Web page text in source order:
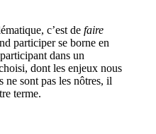
c’est de faire
participer se borne en
dans un
dont les enjeux nous
ne sont pas les nôtres, il
terme.